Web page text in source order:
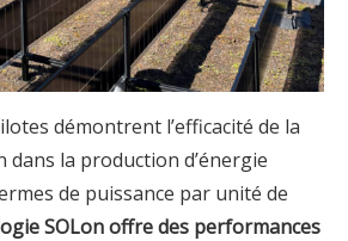
démontrent l’efficacité de la
dans la production d’énergie
de puissance par unité de
SOLon offre des performances